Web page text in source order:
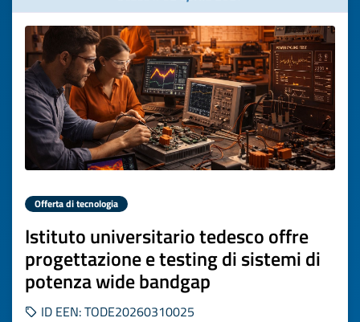
Offerta di tecnologia
Istituto universitario tedesco offre
progettazione e testing di sistemi di
potenza wide bandgap
ID EEN: TODE20260310025